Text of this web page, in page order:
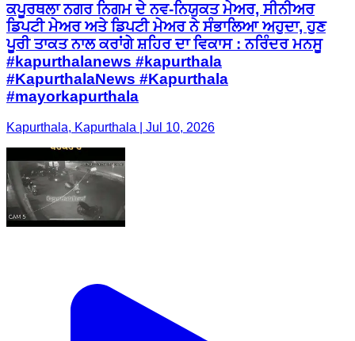
ਕਪੂਰਥਲਾ ਨਗਰ ਨਿਗਮ ਦੇ ਨਵ-ਨਿਯੁਕਤ ਮੇਅਰ, ਸੀਨੀਅਰ
ਡਿਪਟੀ ਮੇਅਰ ਅਤੇ ਡਿਪਟੀ ਮੇਅਰ ਨੇ ਸੰਭਾਲਿਆ ਅਹੁਦਾ, ਹੁਣ
ਪੂਰੀ ਤਾਕਤ ਨਾਲ ਕਰਾਂਗੇ ਸ਼ਹਿਰ ਦਾ ਵਿਕਾਸ : ਨਰਿੰਦਰ ਮਨਸੂ
#kapurthalanews #kapurthala
#KapurthalaNews #Kapurthala
#mayorkapurthala
Kapurthala, Kapurthala | Jul 10, 2026